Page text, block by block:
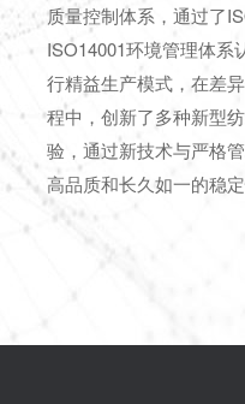
质量控制体系，通过了
ISO14001环境管理体系
行精益生产模式，在差
程中，创新了多种新型
验，通过新技术与严格
高品质和长久如一的稳定